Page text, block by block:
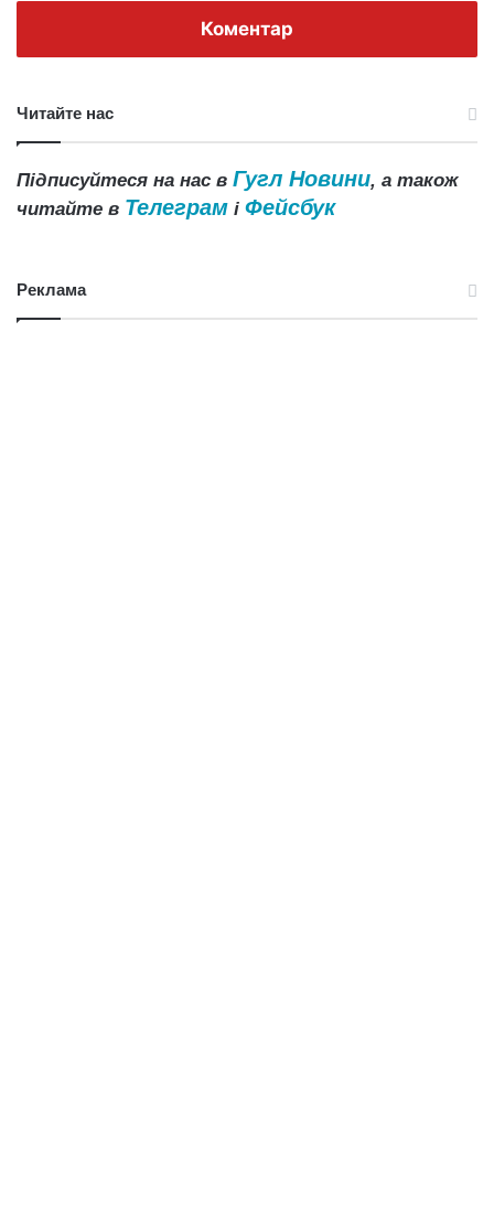
Коментар
Читайте нас
Підписуйтеся на нас в Гугл Новини, а також
читайте в Телеграм і Фейсбук
Реклама